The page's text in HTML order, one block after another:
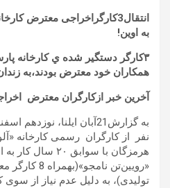
انتقال3کارگراخراجی معترض
به اوین!
٣كارگر دستگير شده ي كارخانه
همكاران خود معترض بودند،به
آخرین خبر ازکارگران معترض
نفر از کارگران رسمی کارخانه
هرمزگان با سوابق
«رویین‌تن
تولیدی)، به دلیل عدم نیاز از سوی